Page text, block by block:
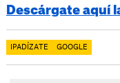
Descárgate aquí
IPADÍZATE GOOGLE